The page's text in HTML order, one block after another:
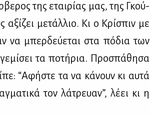
της εται­ρί­ας μας, της Γκού­
με­τάλ­λιο. Κι ο Κρί­σπιν με
να μπερ­δεύ­ε­ται στα πό­δια των
τα πο­τή­ρια. Προ­σπά­θη­σα
“Αφή­στε τα να κά­νουν κι αυ­τά
τον λά­τρευαν”, λέ­ει κι η